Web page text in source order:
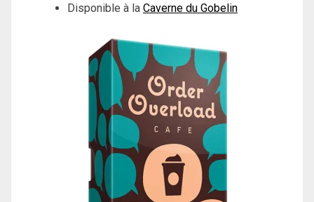
Disponible à la Caverne du Gobelin